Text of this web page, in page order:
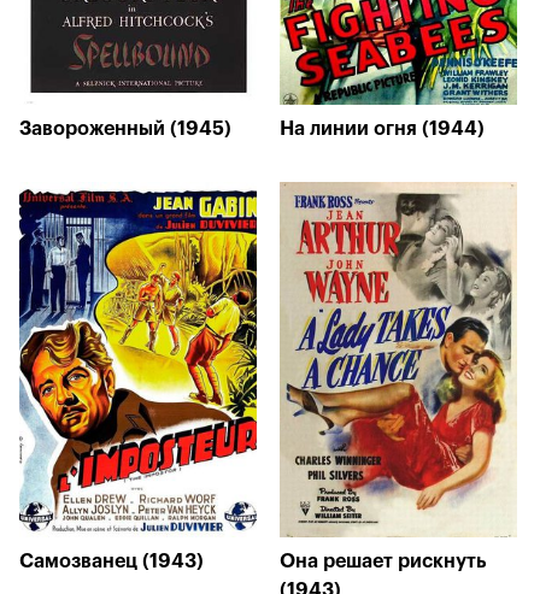
Завороженный (1945) На линии огня (1944)
Самозванец (1943)
Она решает рискнуть